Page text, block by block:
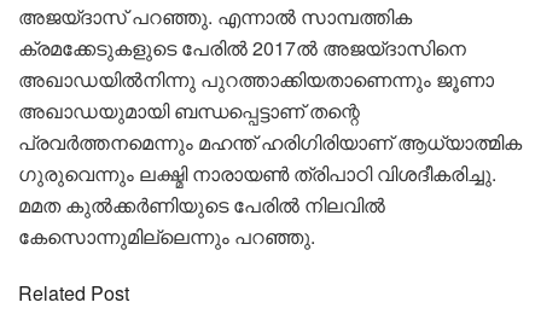
അജയ്ദാസ് പറഞ്ഞു. എന്നാൽ സാമ്പത്തിക
ക്രമക്കേടുകളുടെ പേരിൽ 2017ൽ അജയ്ദാസിനെ
അഖാഡയിൽനിന്നു പുറത്താക്കിയതാണെന്നും ജൂണാ
അഖാഡയുമായി ബന്ധപ്പെട്ടാണ് തന്റെ
പ്രവർത്തനമെന്നും മഹന്ത് ഹരിഗിരിയാണ് ആധ്യാത്മിക
ഗുരുവെന്നും ലക്ഷ്മി നാരായൺ ത്രിപാഠി വിശദീകരിച്ചു.
മമത കുൽക്കർണിയുടെ പേരിൽ നിലവിൽ
കേസൊന്നുമില്ലെന്നും പറഞ്ഞു.
Related Post